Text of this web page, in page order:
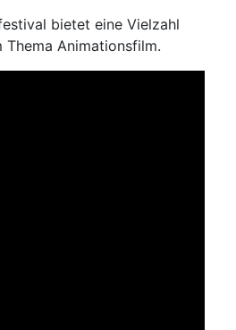
bietet eine Vielzahl
Animationsfilm.